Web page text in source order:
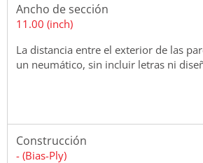
Ancho de sección
11.00 (inch)
La distancia entre el exterior de las
un neumático, sin incluir letras ni
Construcción
- (Bias-Ply)